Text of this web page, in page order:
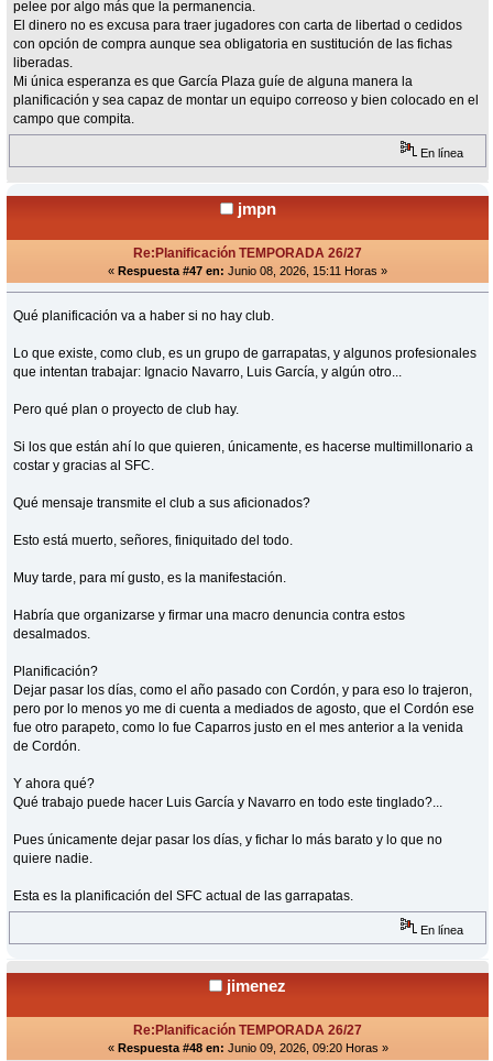
pelee por algo más que la permanencia.
El dinero no es excusa para traer jugadores con carta de libertad o cedidos
con opción de compra aunque sea obligatoria en sustitución de las fichas
liberadas.
Mi única esperanza es que García Plaza guíe de alguna manera la
planificación y sea capaz de montar un equipo correoso y bien colocado en el
campo que compita.
En línea
jmpn
Re:Planificación TEMPORADA 26/27
« Respuesta #47 en: Junio 08, 2026, 15:11 Horas »
Qué planificación va a haber si no hay club.
Lo que existe, como club, es un grupo de garrapatas, y algunos profesionales
que intentan trabajar: Ignacio Navarro, Luis García, y algún otro...
Pero qué plan o proyecto de club hay.
Si los que están ahí lo que quieren, únicamente, es hacerse multimillonario a
costar y gracias al SFC.
Qué mensaje transmite el club a sus aficionados?
Esto está muerto, señores, finiquitado del todo.
Muy tarde, para mí gusto, es la manifestación.
Habría que organizarse y firmar una macro denuncia contra estos
desalmados.
Planificación?
Dejar pasar los días, como el año pasado con Cordón, y para eso lo trajeron,
pero por lo menos yo me di cuenta a mediados de agosto, que el Cordón ese
fue otro parapeto, como lo fue Caparros justo en el mes anterior a la venida
de Cordón.
Y ahora qué?
Qué trabajo puede hacer Luis García y Navarro en todo este tinglado?...
Pues únicamente dejar pasar los días, y fichar lo más barato y lo que no
quiere nadie.
Esta es la planificación del SFC actual de las garrapatas.
En línea
jimenez
Re:Planificación TEMPORADA 26/27
« Respuesta #48 en: Junio 09, 2026, 09:20 Horas »